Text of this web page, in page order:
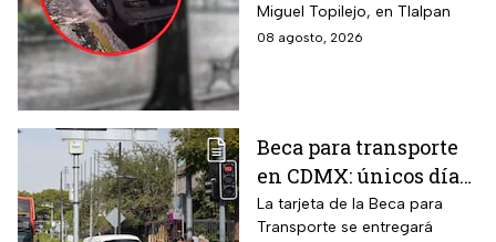
Miguel Topilejo, en Tlalpan
08 agosto, 2026
Beca para transporte
en CDMX: únicos días
para recoger la tarjeta
si te atrasaste
La tarjeta de la Beca para
Transporte se entregará